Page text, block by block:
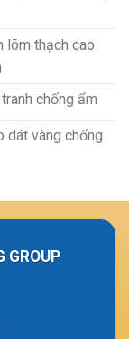
lõm thạch cao
chống ẩm
dát vàng chống
GROUP